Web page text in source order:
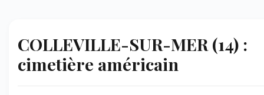
COLLEVILLE-SUR-MER (14) :
cimetière américain